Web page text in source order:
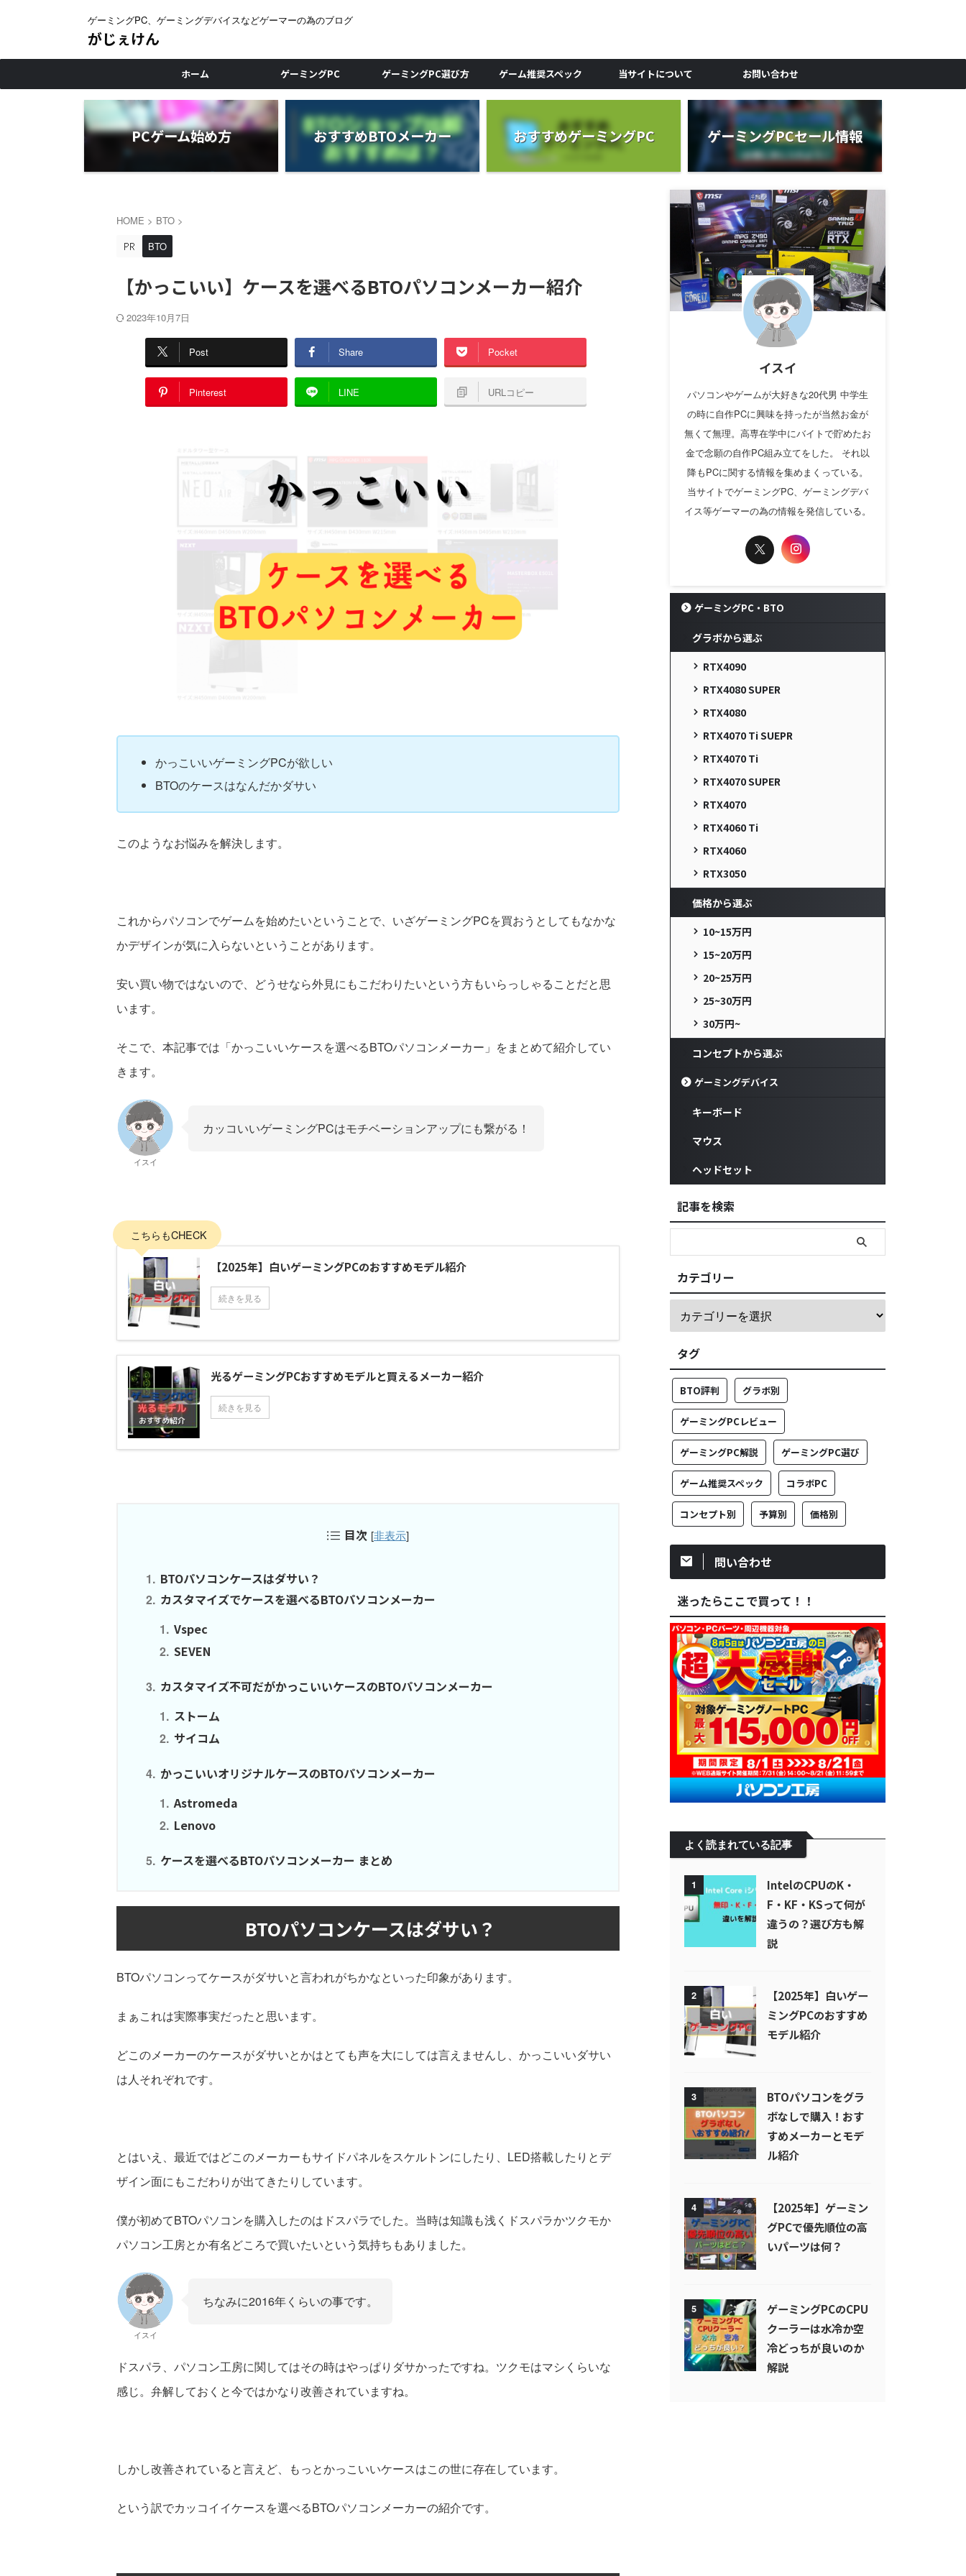
ゲーミングPC、ゲーミングデバイスなどゲーマーの為のブログ
がじぇけん
ホーム ゲーミングPC ゲーミングPC選び方 ゲーム推奨スペック 当サイトについて お問い合わせ
PCゲーム始め方 おすすめBTOメーカー おすすめゲーミングPC ゲーミングPCセール情報
HOME > BTO >
BTO
【かっこいい】ケースを選べるBTOパソコンメーカー紹介
2023年10月7日
Post Share Pocket
Pinterest LINE URLコピー
かっこいいゲーミングPCが欲しい
BTOのケースはなんだかダサい
このようなお悩みを解決します。
これからパソコンでゲームを始めたいということで、いざゲーミングPCを買おうとしてもなかな
かデザインが気に入らないということがあります。
安い買い物ではないので、どうせなら外見にもこだわりたいという方もいらっしゃることだと思
います。
そこで、本記事では「かっこいいケースを選べるBTOパソコンメーカー」をまとめて紹介してい
きます。
イスイ
カッコいいゲーミングPCはモチベーションアップにも繋がる！
こちらもCHECK
【2025年】白いゲーミングPCのおすすめモデル紹介
続きを見る
光るゲーミングPCおすすめモデルと買えるメーカー紹介
続きを見る
目次 [非表示]
BTOパソコンケースはダサい？
カスタマイズでケースを選べるBTOパソコンメーカー
Vspec
SEVEN
カスタマイズ不可だがかっこいいケースのBTOパソコンメーカー
ストーム
サイコム
かっこいいオリジナルケースのBTOパソコンメーカー
Astromeda
Lenovo
ケースを選べるBTOパソコンメーカー まとめ
BTOパソコンケースはダサい？
BTOパソコンってケースがダサいと言われがちかなといった印象があります。
まぁこれは実際事実だったと思います。
どこのメーカーのケースがダサいとかはとても声を大にしては言えませんし、かっこいいダサい
は人それぞれです。
とはいえ、最近ではどこのメーカーもサイドパネルをスケルトンにしたり、LED搭載したりとデ
ザイン面にもこだわりが出てきたりしています。
僕が初めてBTOパソコンを購入したのはドスパラでした。当時は知識も浅くドスパラかツクモか
パソコン工房とか有名どころで買いたいという気持ちもありました。
イスイ
ちなみに2016年くらいの事です。
ドスパラ、パソコン工房に関してはその時はやっぱりダサかったですね。ツクモはマシくらいな
感じ。弁解しておくと今ではかなり改善されていますね。
しかし改善されていると言えど、もっとかっこいいケースはこの世に存在しています。
という訳でカッコイイケースを選べるBTOパソコンメーカーの紹介です。
イスイ
パソコンやゲームが大好きな20代男 中学生
の時に自作PCに興味を持ったが当然お金が
無くて無理。高専在学中にバイトで貯めたお
金で念願の自作PC組み立てをした。 それ以
降もPCに関する情報を集めまくっている。
当サイトでゲーミングPC、ゲーミングデバ
イス等ゲーマーの為の情報を発信している。
ゲーミングPC・BTO
グラボから選ぶ
RTX4090
RTX4080 SUPER
RTX4080
RTX4070 Ti SUEPR
RTX4070 Ti
RTX4070 SUPER
RTX4070
RTX4060 Ti
RTX4060
RTX3050
価格から選ぶ
10~15万円
15~20万円
20~25万円
25~30万円
30万円~
コンセプトから選ぶ
ゲーミングデバイス
キーボード
マウス
ヘッドセット
記事を検索
カテゴリー
タグ
BTO評判 グラボ別
ゲーミングPCレビュー
ゲーミングPC解説 ゲーミングPC選び
ゲーム推奨スペック コラボPC
コンセプト別 予算別 価格別
問い合わせ
迷ったらここで買って！！
よく読まれている記事
1
IntelのCPUのK・
F・KF・KSって何が
違うの？選び方も解
説
2
【2025年】白いゲー
ミングPCのおすすめ
モデル紹介
3
BTOパソコンをグラ
ボなしで購入！おす
すめメーカーとモデ
ル紹介
4
【2025年】ゲーミン
グPCで優先順位の高
いパーツは何？
5
ゲーミングPCのCPU
クーラーは水冷か空
冷どっちが良いのか
解説